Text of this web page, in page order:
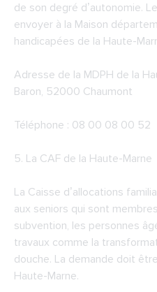
de son degré d’autonomie.
envoyer à la Maison
handicapées de la Haute-
Adresse de la MDPH de la
Baron, 52000 Chaumont
Téléphone : 08 00 08 00 52
5. La CAF de la Haute-Marne
La Caisse d’allocations
aux seniors qui sont
subvention, les personnes
travaux comme la
douche. La demande doit
Haute-Marne.